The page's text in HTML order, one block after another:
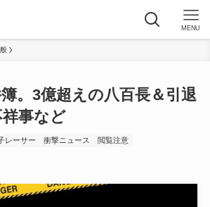
MENU
。3億超えの八百長＆引退
事など
レーサー 衝撃ニュース 閲覧注意